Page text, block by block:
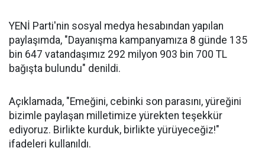
YENİ Parti'nin sosyal medya hesabından yapılan
paylaşımda, "Dayanışma kampanyamıza 8 günde 135
bin 647 vatandaşımız 292 milyon 903 bin 700 TL
bağışta bulundu" denildi.
Açıklamada, "Emeğini, cebinki son parasını, yüreğini
bizimle paylaşan milletimize yürekten teşekkür
ediyoruz. Birlikte kurduk, birlikte yürüyeceğiz!"
ifadeleri kullanıldı.